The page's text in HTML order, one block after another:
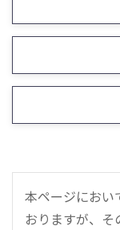
本ページにおい
おりますが、そ